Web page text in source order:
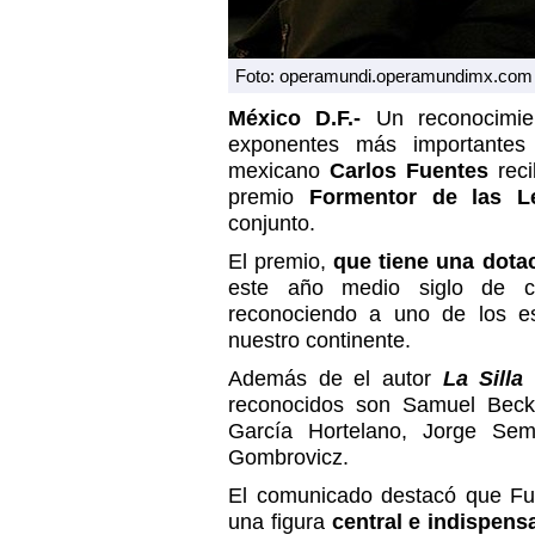
Foto: operamundi.operamundimx.com
México D.F.- Un
exponentes más
mexicano Carlos Fuentes
premio Formentor de las
conjunto.
El premio,que tiene una
este año medio siglo de
reconociendo a uno de los
nuestro continente.
Además de el autor La Silla
reconocidos son Samuel
García Hortelano, Jorge
Gombrovicz.
El comunicado destacó que
una figura central e